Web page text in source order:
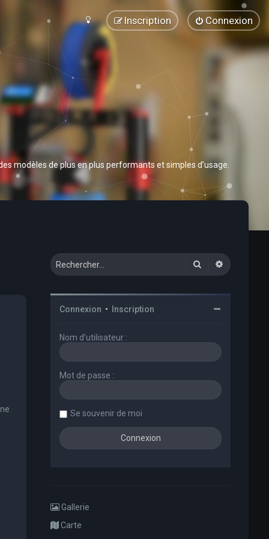
Connexion
Inscription
modèles de plus en plus performants et simples d’usage.
Rechercher
Connexion • Inscription
Nom d’utilisateur :
Mot de passe :
Se souvenir de moi
Gallerie
Carte